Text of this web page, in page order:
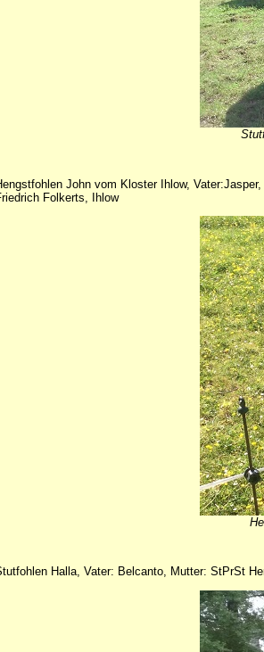
John vom Kloster Ihlow,
Folkerts, Ihlow
Halla, Vater: Belcanto, Mutter: StPrSt